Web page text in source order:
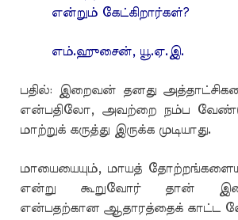
என்றும் கேட்கிறார்கள்?
எம்.ஹுசைன், யூ.ஏ.இ.
பதில்: இறைவன் தனது
என்பதிலோ, அவற்றை நம்ப
மாற்றுக் கருத்து இருக்க முடியாது.
மாயையையும், மாயத்
என்று கூறுவோர் தான்
என்பதற்கான ஆதாரத்தைக் காட்ட